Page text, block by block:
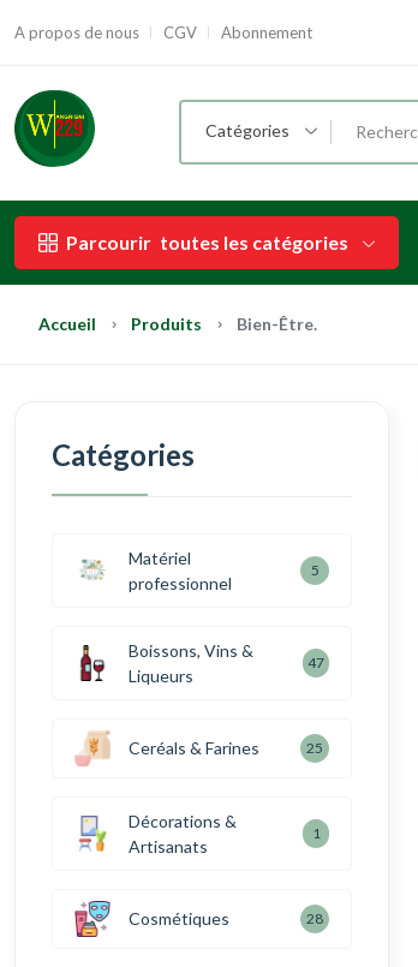
A propos de nous CGV Abonnement
Catégories
Parcourir toutes les catégories
Accueil Produits Bien-Être.
Catégories
Matériel
professionnel
5
Boissons, Vins &
Liqueurs
47
Ceréals & Farines 25
Décorations &
Artisanats
1
Cosmétiques 28